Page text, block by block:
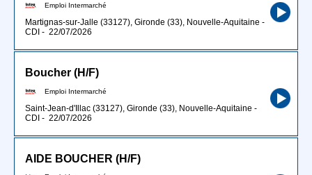
Emploi Intermarché
Martignas-sur-Jalle (33127), Gironde (33), Nouvelle-Aquitaine -
CDI - 22/07/2026
Boucher (H/F)
Emploi Intermarché
Saint-Jean-d'Illac (33127), Gironde (33), Nouvelle-Aquitaine -
CDI - 22/07/2026
AIDE BOUCHER (H/F)